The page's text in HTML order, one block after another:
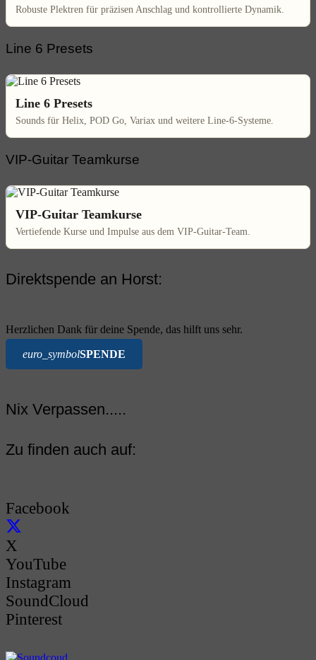
Robuste Plektren für präzisen Anschlag und kontrollierte Dynamik.
Line 6 Presets
Line 6 Presets
Sounds für Helix, POD Go, Variax und weitere Line-6-Systeme.
VIP-Guitar Teamkurse
VIP-Guitar Teamkurse
Vertiefende Kurse und Impulse aus dem VIP-Guitar-Team.
Direktspende an Horst:
Herzlichen Dank für deine Spende, das hilft uns sehr.
euro_symbolSPENDE
Nix Verpassen.....
Zu finden auch auf:
Facebook
X
YouTube
Instagram
SoundCloud
Pinterest